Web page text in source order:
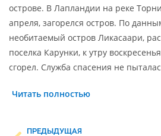
острове. В Лапландии на реке
апреля, загорелся остров. По
необитаемый остров Ликасаари,
поселка Карунки, к утру
сгорел. Служба спасения не
Читать полностью
ПРЕДЫДУЩАЯ